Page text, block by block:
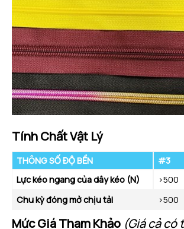
Tính Chất Vật Lý
THÔNG SỐ ĐỘ BỀN #3
Lực kéo ngang của dây kéo (N)
>500
Chu kỳ đóng mở chịu tải
>500
Mức Giá Tham Khảo (Giá cả